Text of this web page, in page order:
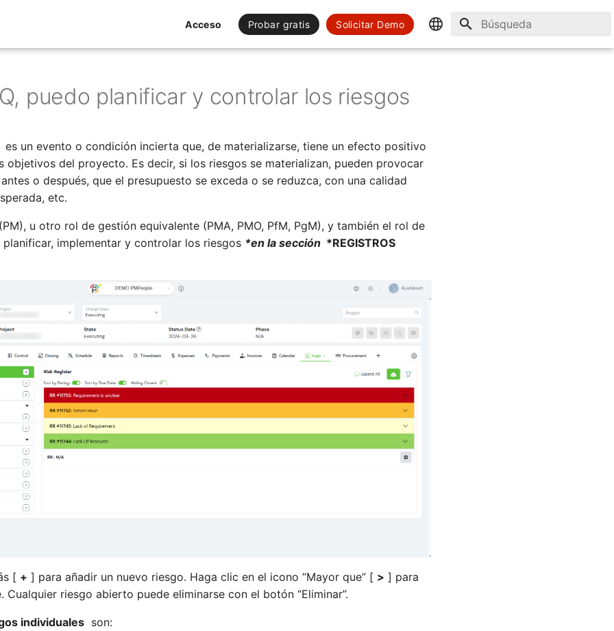
Acceso Probar gratis Solicitar Demo
Inicializando búsqueda
puedo planificar y controlar los riesgos
es un evento o condición incierta que, de materializarse, tiene un efecto positivo
objetivos del proyecto. Es decir, si los riesgos se materializan, pueden provocar
o después, que el presupuesto se exceda o se reduzca, con una calidad
etc.
u otro rol de gestión equivalente (PMA, PMO, PfM, PgM), y también el rol de
planificar, implementar y controlar los riesgos *en la sección *REGISTROS
[ + ] para añadir un nuevo riesgo. Haga clic en el icono “Mayor que” [ > ] para
Cualquier riesgo abierto puede eliminarse con el botón “Eliminar”.
individuales son: